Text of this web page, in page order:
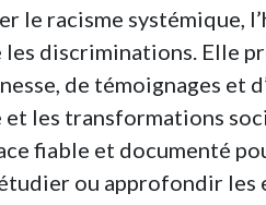
le racisme systémique,
discriminations. Elle
de témoignages et
les transformations
fiable et documenté
ou approfondir les